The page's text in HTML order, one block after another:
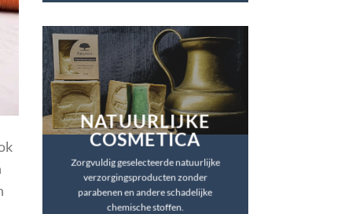
NATUURLIJKE
COSMETICA
Zorgvuldig geselecteerde natuurlijke
verzorgingsproducten zonder
parabenen en andere schadelijke
chemische stoffen.